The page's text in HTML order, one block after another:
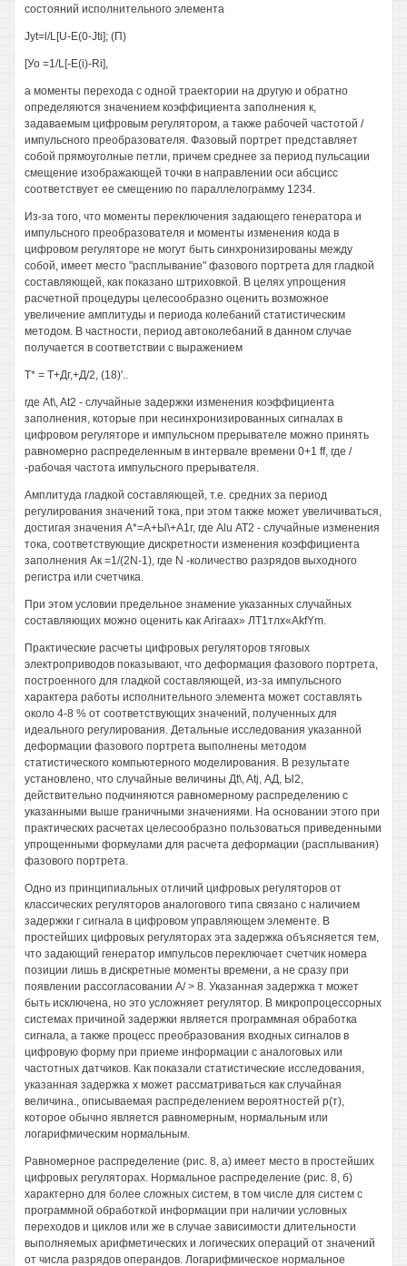
состояний исполнительного элемента
Jyt=l/L[U-E(0-Jti]; (П)
[Уо =1/L[-E(i)-Ri],
а моменты перехода с одной траектории на другую и обратно
определяются значением коэффициента заполнения к,
задаваемым цифровым регулятором, а также рабочей частотой /
импульсного преобразователя. Фазовый портрет представляет
собой прямоуголные петли, причем среднее за период пульсации
смещение изображающей точки в направлении оси абсцисс
соответствует ее смещению по параллелограмму 1234.
Из-за того, что моменты переключения задающего генератора и
импульсного преобразователя и моменты изменения кода в
цифровом регуляторе не могут быть синхронизированы между
собой, имеет место "расплывание" фазового портрета для гладкой
составляющей, как показано штриховкой. В целях упрощения
расчетной процедуры целесообразно оценить возможное
увеличение амплитуды и периода колебаний статистическим
методом. В частности, период автоколебаний в данном случае
получается в соответствии с выражением
Т* = Т+Дг,+Д/2, (18)'..
где At\, At2 - случайные задержки изменения коэффициента
заполнения, которые при несинхронизированных сигналах в
цифровом регуляторе и импульсном прерывателе можно принять
равномерно распределенным в интервале времени 0+1 ff, где /
-рабочая частота импульсного прерывателя.
Амплитуда гладкой составляющей, т.е. средних за период
регулирования значений тока, при этом также может увеличиваться,
достигая значения А*=А+Ы\+А1г, где Alu АТ2 - случайные изменения
тока, соответствующие дискретности изменения коэффициента
заполнения Ак =1/(2N-1), где N -количество разрядов выходного
регистра или счетчика.
При этом условии предельное знамение указанных случайных
составляющих можно оценить как Ariraax» ЛТ1тлх«AkfYm.
Практические расчеты цифровых регуляторов тяговых
электроприводов показывают, что деформация фазового портрета,
построенного для гладкой составляющей, из-за импульсного
характера работы исполнительного элемента может составлять
около 4-8 % от соответствующих значений, полученных для
идеального регулирования. Детальные исследования указанной
деформации фазового портрета выполнены методом
статистического компьютерного моделирования. В результате
установлено, что случайные величины Дt\, Atj, АД, Ы2,
действительно подчиняются равномерному распределению с
указанными выше граничными значениями. На основании этого при
практических расчетах целесообразно пользоваться приведенными
упрощенными формулами для расчета деформации (расплывания)
фазового портрета.
Одно из принципиальных отличий цифровых регуляторов от
классических регуляторов аналогового типа связано с наличием
задержки г сигнала в цифровом управляющем элементе. В
простейших цифровых регуляторах эта задержка объясняется тем,
что задающий генератор импульсов переключает счетчик номера
позиции лишь в дискретные моменты времени, а не сразу при
появлении рассогласовании А/ > 8. Указанная задержка т может
быть исключена, но это усложняет регулятор. В микропроцессорных
системах причиной задержки является программная обработка
сигнала, а также процесс преобразования входных сигналов в
цифровую форму при приеме информации с аналоговых или
частотных датчиков. Как показали статистические исследования,
указанная задержка х может рассматриваться как случайная
величина., описываемая распределением вероятностей р(т),
которое обычно является равномерным, нормальным или
логарифмическим нормальным.
Равномерное распределение (рис. 8, а) имеет место в простейших
цифровых регуляторах. Нормальное распределение (рис. 8, б)
характерно для более сложных систем, в том числе для систем с
программной обработкой информации при наличии условных
переходов и циклов или же в случае зависимости длительности
выполняемых арифметических и логических операций от значений
от числа разрядов операндов. Логарифмическое нормальное